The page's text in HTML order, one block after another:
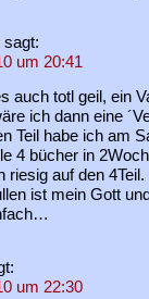
sagt:
um 20:41
auch totl geil, ein
ich dann eine
Teil habe ich am
4 bücher in
riesig auf den 4Teil.
ist mein Gott
um 22:30